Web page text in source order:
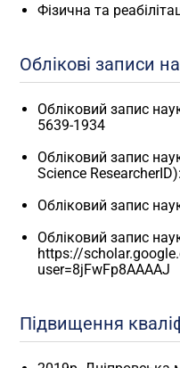
Фізична та
Облікові записи
Обліковий запис
5639-1934
Обліковий запис
Science
Обліковий запис
Обліковий запис
https://
user=8jFwFp8AAAAJ
Підвищення